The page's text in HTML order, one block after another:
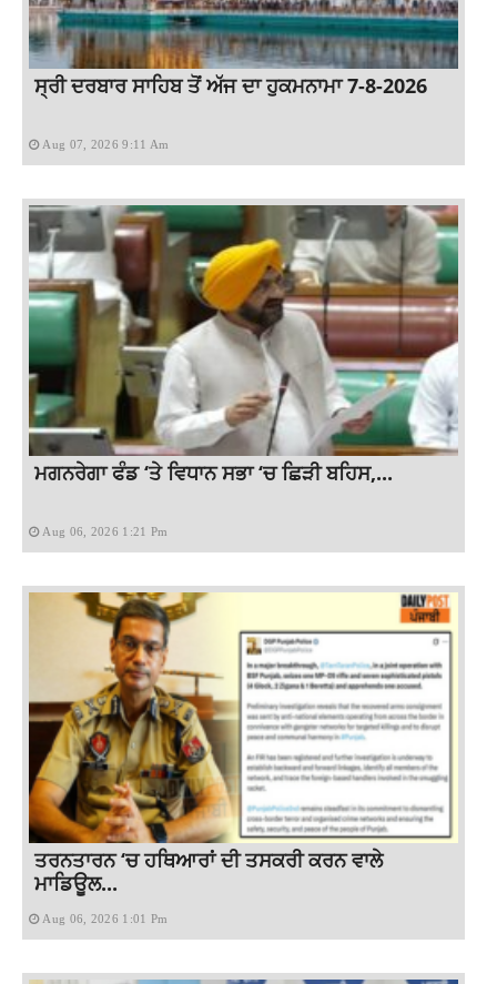
ਸ੍ਰੀ ਦਰਬਾਰ ਸਾਹਿਬ ਤੋਂ ਅੱਜ ਦਾ ਹੁਕਮਨਾਮਾ 7-8-2026
Aug 07, 2026 9:11 Am
ਮਗਨਰੇਗਾ ਫੰਡ ‘ਤੇ ਵਿਧਾਨ ਸਭਾ ‘ਚ ਛਿੜੀ ਬਹਿਸ,...
Aug 06, 2026 1:21 Pm
ਤਰਨਤਾਰਨ ‘ਚ ਹਥਿਆਰਾਂ ਦੀ ਤਸਕਰੀ ਕਰਨ ਵਾਲੇ
ਮਾਡਿਊਲ...
Aug 06, 2026 1:01 Pm